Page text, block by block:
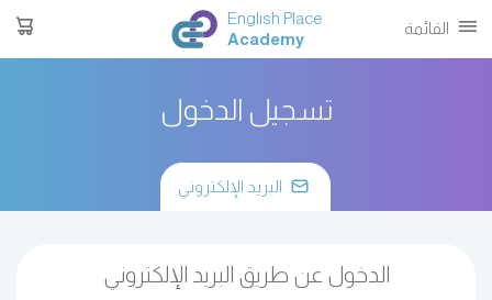
القائمة
English Place
Academy
تسجيل الدخول
البريد الإلكتروني
الدخول عن طريق البريد الإلكتروني